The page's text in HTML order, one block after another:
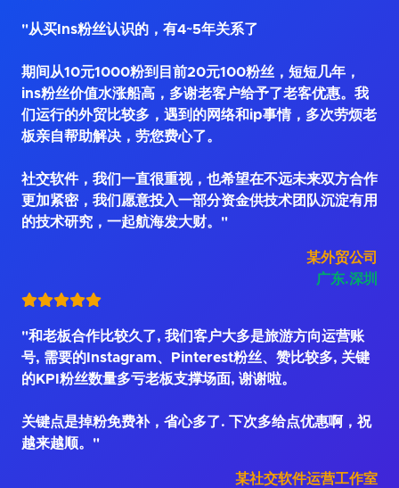
"从买Ins粉丝认识的，有4~5年关系了
期间从10元1000粉到目前20元100粉丝，短短几年，
ins粉丝价值水涨船高，多谢老客户给予了老客优惠。我
们运行的外贸比较多，遇到的网络和ip事情，多次劳烦老
板亲自帮助解决，劳您费心了。
社交软件，我们一直很重视，也希望在不远未来双方合作
更加紧密，我们愿意投入一部分资金供技术团队沉淀有用
的技术研究，一起航海发大财。"
某外贸公司
广东.深圳
"和老板合作比较久了, 我们客户大多是旅游方向运营账
号, 需要的Instagram、Pinterest粉丝、赞比较多, 关键
的KPI粉丝数量多亏老板支撑场面, 谢谢啦。
关键点是掉粉免费补，省心多了. 下次多给点优惠啊，祝
越来越顺。"
某社交软件运营工作室